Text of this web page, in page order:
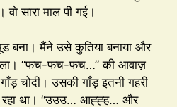
वो सारा माल पी गई।
बना। मैंने उसे कुतिया बनाया और
“फच-फच-फच…” की आवाज़
चोदी। उसकी गाँड़ इतनी गहरी
रहा था। “उउउ… आह्ह्ह… और